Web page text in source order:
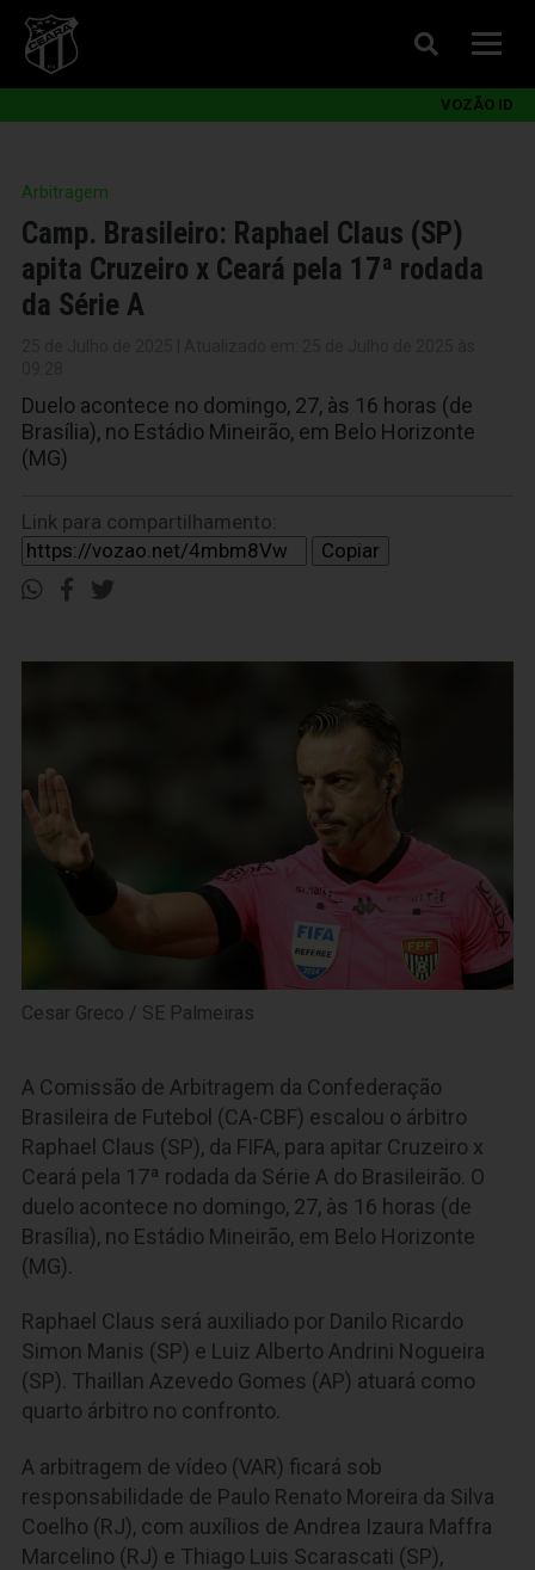
VOZÃO ID
Arbitragem
Camp. Brasileiro: Raphael Claus (SP)
apita Cruzeiro x Ceará pela 17ª rodada
da Série A
Duelo acontece no domingo, 27, às 16 horas (de
Brasília), no Estádio Mineirão, em Belo Horizonte
(MG)
Link para compartilhamento:
Copiar
Cesar Greco / SE Palmeiras
A Comissão de Arbitragem da Confederação
Brasileira de Futebol (CA-CBF) escalou o árbitro
Raphael Claus (SP), da FIFA, para apitar Cruzeiro x
Ceará pela 17ª rodada da Série A do Brasileirão. O
duelo acontece no domingo, 27, às 16 horas (de
Brasília), no Estádio Mineirão, em Belo Horizonte
(MG).
Raphael Claus será auxiliado por Danilo Ricardo
Simon Manis (SP) e Luiz Alberto Andrini Nogueira
(SP). Thaillan Azevedo Gomes (AP) atuará como
quarto árbitro no confronto.
A arbitragem de vídeo (VAR) ficará sob
responsabilidade de Paulo Renato Moreira da Silva
Coelho (RJ), com auxílios de Andrea Izaura Maffra
Marcelino (RJ) e Thiago Luis Scarascati (SP),